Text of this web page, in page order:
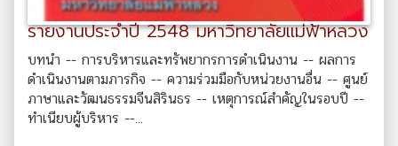
รายงานประจำปี 2548 มหาวิทยาลัยแม่ฟ้าหลวง
บทนำ -- การบริหารและทรัพยากรการดำเนินงาน -- ผลการ
ดำเนินงานตามภารกิจ -- ความร่วมมือกับหน่วยงานอื่น -- ศูนย์
ภาษาและวัฒนธรรมจีนสิรินธร -- เหตุการณ์สำคัญในรอบปี --
ทำเนียบผู้บริหาร --...